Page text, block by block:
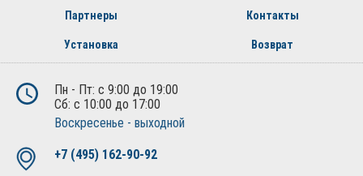
Партнеры Контакты
Установка Возврат
Пн - Пт: с 9:00 до 19:00
Сб: с 10:00 до 17:00
Воскресенье - выходной
+7 (495) 162-90-92